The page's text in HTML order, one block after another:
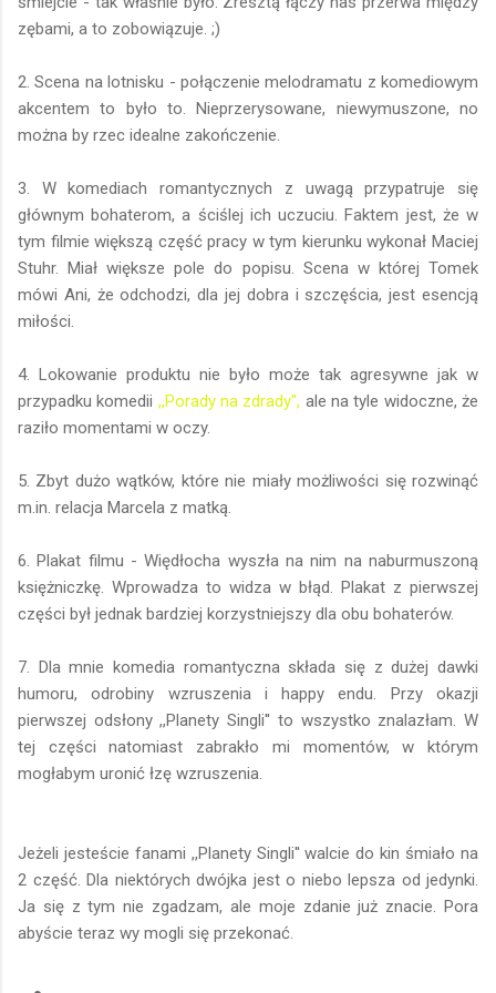
zębami, a to zobowiązuje. ;)
2. Scena na lotnisku - połączenie melodramatu z komediowym
akcentem to było to. Nieprzerysowane, niewymuszone, no
można by rzec idealne zakończenie.
3. W komediach romantycznych z uwagą przypatruje się
głównym bohaterom, a ściślej ich uczuciu. Faktem jest, że w
tym filmie większą część pracy w tym kierunku wykonał Maciej
Stuhr. Miał większe pole do popisu. Scena w której Tomek
mówi Ani, że odchodzi, dla jej dobra i szczęścia, jest esencją
miłości.
4. Lokowanie produktu nie było może tak agresywne jak w
przypadku komedii ,,Porady na zdrady'', ale na tyle widoczne, że
raziło momentami w oczy.
5. Zbyt dużo wątków, które nie miały możliwości się rozwinąć
m.in. relacja Marcela z matką.
6. Plakat filmu - Więdłocha wyszła na nim na naburmuszoną
księżniczkę. Wprowadza to widza w błąd. Plakat z pierwszej
części był jednak bardziej korzystniejszy dla obu bohaterów.
7. Dla mnie komedia romantyczna składa się z dużej dawki
humoru, odrobiny wzruszenia i happy endu. Przy okazji
pierwszej odsłony ,,Planety Singli'' to wszystko znalazłam. W
tej części natomiast zabrakło mi momentów, w którym
mogłabym uronić łzę wzruszenia.
Jeżeli jesteście fanami ,,Planety Singli'' walcie do kin śmiało na
2 część. Dla niektórych dwójka jest o niebo lepsza od jedynki.
Ja się z tym nie zgadzam, ale moje zdanie już znacie. Pora
abyście teraz wy mogli się przekonać.